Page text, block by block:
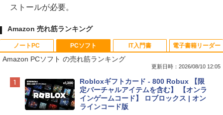
ストールが必要。
Amazon 売れ筋ランキング
ノートPC
Apple 2026 MacBook Neo A18 Proチッ
プ搭載13インチノートブック：AIとAppl
e Intelligenceのために設計、Liquid Ret
inaディスプレイ、8GBユニファイドメモ
PCソフト
Amazon PCソフト の売れ筋ランキング
更新日時：2026/08/10 12:05
Robloxギフトカード - 800 Robux 【限
定バーチャルアイテムを含む】 【オンラ
インゲームコード】 ロブロックス | オン
ラインコード版
IT入門書 電子書籍リーダー